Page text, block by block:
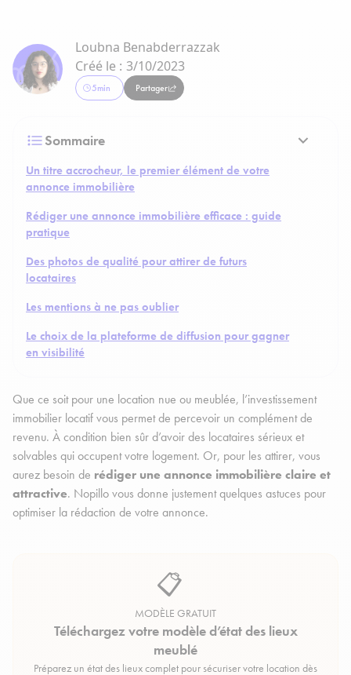
Loubna Benabderrazzak
Créé le : 3/10/2023
5min Partager
Sommaire
Un titre accrocheur, le premier élément de votre
annonce immobilière
Rédiger une annonce immobilière efficace : guide
pratique
Des photos de qualité pour attirer de futurs
locataires
Les mentions à ne pas oublier
Le choix de la plateforme de diffusion pour gagner
en visibilité
Que ce soit pour une location nue ou meublée, l’investissement
immobilier locatif vous permet de percevoir un complément de
revenu. À condition bien sûr d’avoir des locataires sérieux et
solvables qui occupent votre logement. Or, pour les attirer, vous
aurez besoin de rédiger une annonce immobilière claire et
attractive. Nopillo vous donne justement quelques astuces pour
optimiser la rédaction de votre annonce.
📋
MODÈLE GRATUIT
Téléchargez votre modèle d’état des lieux
meublé
Préparez un état des lieux complet pour sécuriser votre location dès